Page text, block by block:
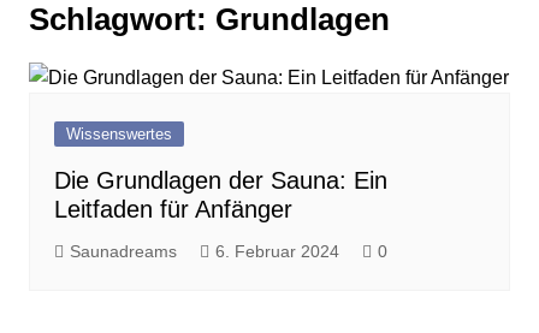
Schlagwort: Grundlagen
Wissenswertes
Die Grundlagen der Sauna: Ein
Leitfaden für Anfänger
Saunadreams 6. Februar 2024 0